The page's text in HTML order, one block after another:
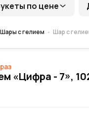
по цене
Шары с гелием Шар с
раз
«Цифра - 7»,